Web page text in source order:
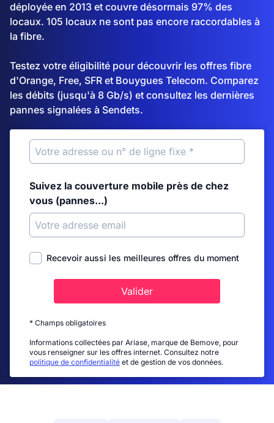
déployée en 2013 et couvre désormais 97% des
locaux. 105 locaux ne sont pas encore raccordables à
la fibre.
Testez votre éligibilité pour découvrir les offres fibre
d'Orange, Free, SFR et Bouygues Telecom. Comparez
les débits (jusqu'à 8 Gb/s) et consultez les dernières
pannes signalées à Sendets.
Suivez la couverture mobile près de chez
vous (pannes...)
Recevoir aussi les meilleures offres du moment
Valider
* Champs obligatoires
Informations collectées par Ariase, marque de Bemove, pour
vous renseigner sur les offres internet. Consultez notre
politique de confidentialité et de gestion de vos données.